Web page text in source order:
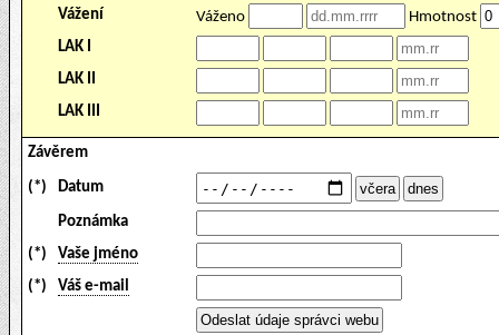
Vážení
Váženo
Hmotnost
LAK I
LAK II
LAK III
Závěrem
(*) Datum
Poznámka
(*)
Vaše jméno
(*)
Váš e-mail